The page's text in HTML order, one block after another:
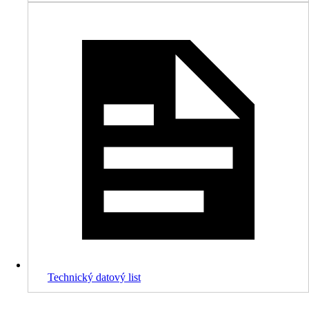
Technický datový list